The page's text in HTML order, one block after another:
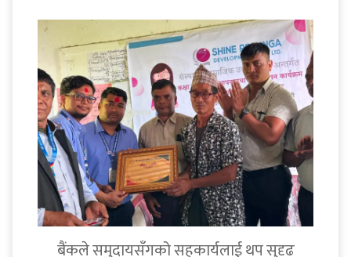
बैंकले समुदायसँगको सहकार्यलाई थप सुदृढ